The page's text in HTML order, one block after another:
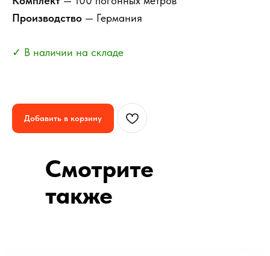
Производство — Германия
✓ В наличии на складе
Добавить в корзину
Смотрите
также